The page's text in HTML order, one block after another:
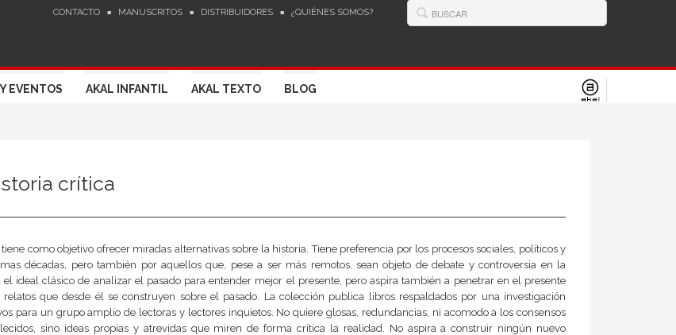
CONTACTO MANUSCRITOS DISTRIBUIDORES ¿QUIÉNES SOMOS?
EVENTOS AKAL INFANTIL AKAL TEXTO BLOG
crítica
como objetivo ofrecer miradas alternativas sobre la historia. Tiene preferencia por los procesos sociales, políticos y
décadas, pero también por aquellos que, pese a ser más remotos, sean objeto de debate y controversia en la
el ideal clásico de analizar el pasado para entender mejor el presente, pero aspira también a penetrar en el presente
que desde él se construyen sobre el pasado. La colección publica libros respaldados por una investigación
para un grupo amplio de lectoras y lectores inquietos. No quiere glosas, redundancias, ni acomodo a los consensos
sino ideas propias y atrevidas que miren de forma crítica la realidad. No aspira a construir ningún nuevo